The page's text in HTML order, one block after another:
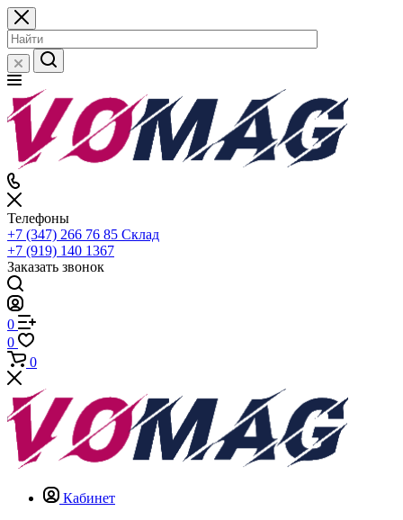
Телефоны
+7 (347) 266 76 85 Склад
+7 (919) 140 1367
Заказать звонок
0
0
0
Кабинет